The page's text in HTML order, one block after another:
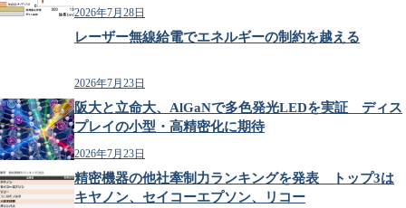
2026年7月28日
レーザー無線給電でエネルギーの制約を越える
2026年7月23日
阪大と立命大、AlGaNで多色発光LEDを実証 ディス
プレイの小型・高精密化に期待
2026年7月23日
精密機器の他社牽制力ランキングを発表 トップ3は
キヤノン、セイコーエプソン、リコー